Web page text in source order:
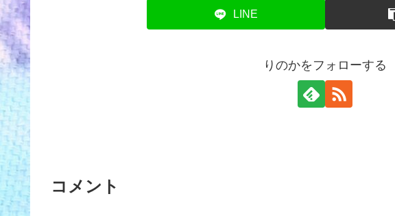
LINE
りのかをフォローする
コメント